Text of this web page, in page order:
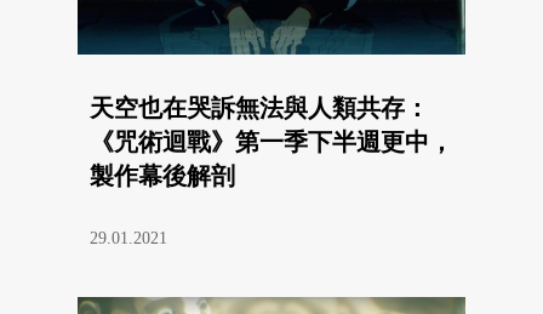
天空也在哭訴無法與人類共存：
《咒術迴戰》第一季下半週更中，
製作幕後解剖
29.01.2021